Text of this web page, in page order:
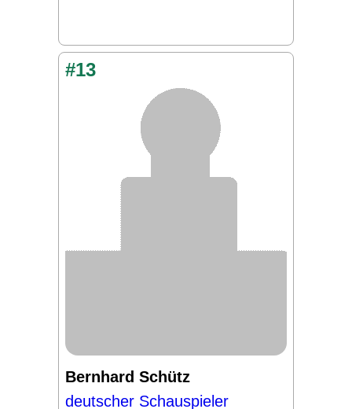
#13
Bernhard Schütz
deutscher Schauspieler